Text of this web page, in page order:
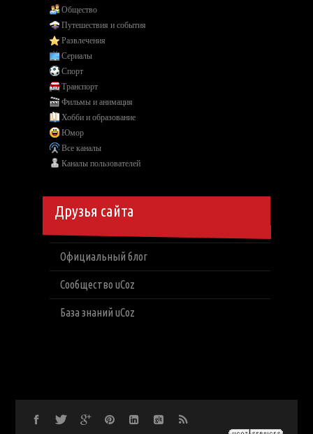
Общество
Путешествия и события
Развлечения
Сериалы
Спорт
Транспорт
Фильмы и анимация
Хобби и образование
Юмор
Все каналы
Каналы пользователей
Друзья сайта
Официальный блог
Сообщество uCoz
База знаний uCoz